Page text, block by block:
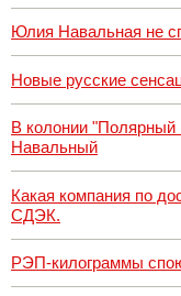
Юлия Навальная не
Новые русские
В колонии "Полярный
Навальный
Какая компания по
СДЭК.
РЭП-килограммы